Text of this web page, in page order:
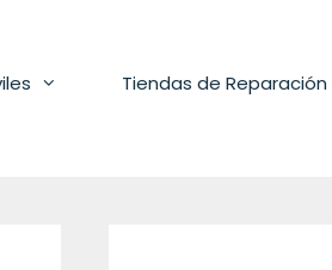
Tiendas de Reparación